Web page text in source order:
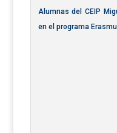
Alumnas del CEIP
en el programa